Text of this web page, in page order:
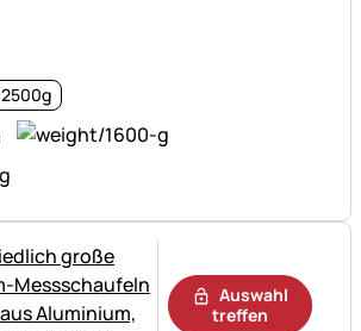
2500g
Auswahl
treffen